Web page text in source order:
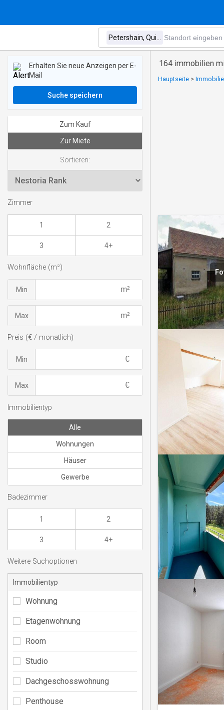
164 immobilien
Hauptseite >
Erhalten Sie neue Anzeigen per E-
Mail
Suche speichern
Zum Kauf
Zur Miete
Sortieren:
Zimmer
1 2
3 4+
Wohnfläche (m²)
Min
Max
Preis (€ / monatlich)
Min
Max
Immobilientyp
Alle
Wohnungen
Häuser
Gewerbe
Badezimmer
1 2
3 4+
Weitere Suchoptionen
Immobilientyp
Wohnung
Etagenwohnung
Room
Studio
Dachgeschosswohnung
Penthouse